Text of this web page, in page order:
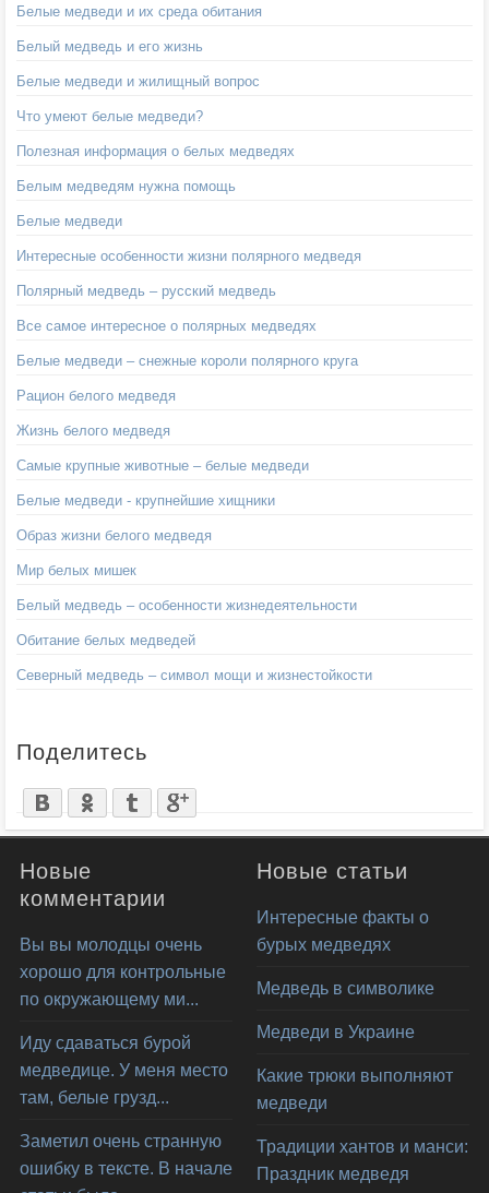
Белые медведи и их среда обитания
Белый медведь и его жизнь
Белые медведи и жилищный вопрос
Что умеют белые медведи?
Полезная информация о белых медведях
Белым медведям нужна помощь
Белые медведи
Интересные особенности жизни полярного медведя
Полярный медведь – русский медведь
Все самое интересное о полярных медведях
Белые медведи – снежные короли полярного круга
Рацион белого медведя
Жизнь белого медведя
Самые крупные животные – белые медведи
Белые медведи - крупнейшие хищники
Образ жизни белого медведя
Мир белых мишек
Белый медведь – особенности жизнедеятельности
Обитание белых медведей
Северный медведь – символ мощи и жизнестойкости
Поделитесь
Новые
комментарии
Вы вы молодцы очень
хорошо для контрольные
по окружающему ми...
Иду сдаваться бурой
медведице. У меня место
там, белые грузд...
Заметил очень странную
ошибку в тексте. В начале
Новые статьи
Интересные факты о
бурых медведях
Медведь в символике
Медведи в Украине
Какие трюки выполняют
медведи
Традиции хантов и манси:
Праздник медведя